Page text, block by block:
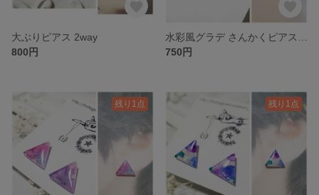
大ぶりピアス 2way
800円
750円
残り1点 残り1点